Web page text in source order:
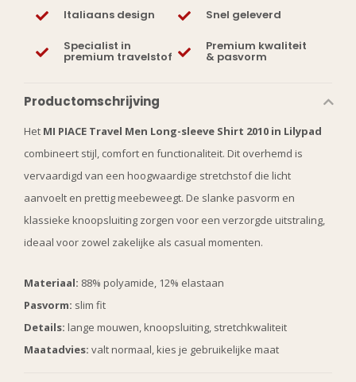
Italiaans design Snel geleverd
Specialist in
premium travelstof
Premium kwaliteit
& pasvorm
Productomschrijving
Het MI PIACE Travel Men Long-sleeve Shirt 2010 in Lilypad
combineert stijl, comfort en functionaliteit. Dit overhemd is
vervaardigd van een hoogwaardige stretchstof die licht
aanvoelt en prettig meebeweegt. De slanke pasvorm en
klassieke knoopsluiting zorgen voor een verzorgde uitstraling,
ideaal voor zowel zakelijke als casual momenten.
Materiaal: 88% polyamide, 12% elastaan
Pasvorm: slim fit
Details: lange mouwen, knoopsluiting, stretchkwaliteit
Maatadvies: valt normaal, kies je gebruikelijke maat